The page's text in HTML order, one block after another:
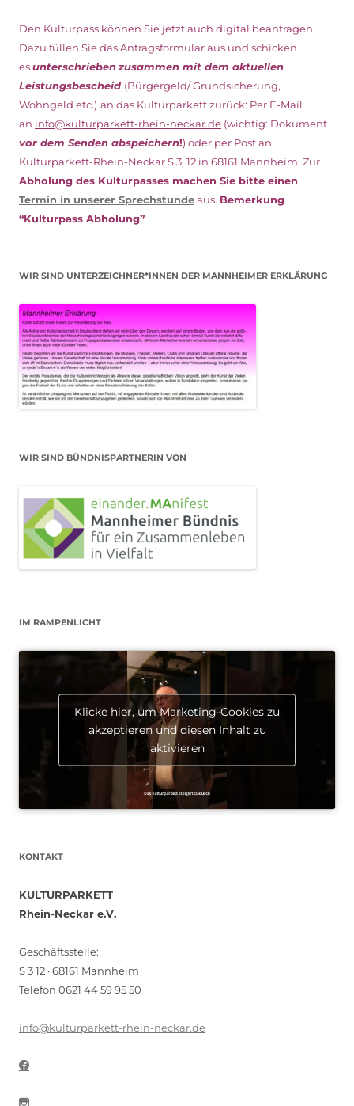
Den Kulturpass können Sie jetzt auch digital beantragen.
Dazu füllen Sie das Antragsformular aus und schicken
esunterschriebenzusammen mit dem aktuellen
Leistungsbescheid (Bürgergeld/ Grundsicherung,
Wohngeld etc.) an das Kulturparkett zurück: Per E-Mail
an info@kulturparkett-rhein-neckar.de (wichtig: Dokument
vor dem Senden abspeichern!) oder per Post an
Kulturparkett-Rhein-Neckar S 3, 12 in 68161 Mannheim. Zur
Abholung des Kulturpasses machen Sie bitte einen
Termin in unserer Sprechstundeaus. Bemerkung
“Kulturpass Abholung”
WIR SIND UNTERZEICHNER*INNEN DER MANNHEIMER ERKLÄRUNG
WIR SIND BÜNDNISPARTNERIN VON
IM RAMPENLICHT
Klicke hier, um Marketing-Cookies zu
akzeptieren und diesen Inhalt zu
aktivieren
KONTAKT
KULTURPARKETT
Rhein-Neckar e.V.
Geschäftsstelle:
S 3 12 · 68161 Mannheim
Telefon 0621 44 59 95 50
info@kulturparkett-rhein-neckar.de